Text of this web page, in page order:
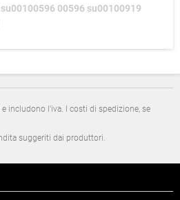
00596 su00100919
e includono l'iva. I costi di spedizione, se
suggeriti dai produttori.